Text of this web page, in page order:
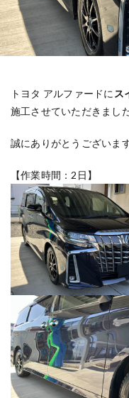
トヨタ アルファードに ス
施工させていただきました
誠にありがとうございます
【作業時間：2日】